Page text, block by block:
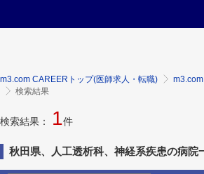
m3.com CAREERトップ(医師求人・転職)
検索結果
検索結果： 1件
秋田県、人工透析科、神経系疾患の病院